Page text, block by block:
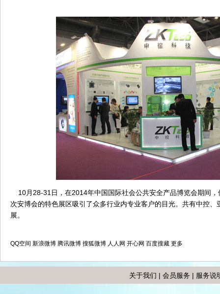
10月28-31日，在2014年中国国际社会公共安全产品博览会期间
次安博会的特色展区吸引了众多行业内专业客户的目光。共有中控
展。
QQ空间 新浪微博 腾讯微博 搜狐微博 人人网 开心网 百度搜藏 更多
关于我们 | 会员服务 | 服务说